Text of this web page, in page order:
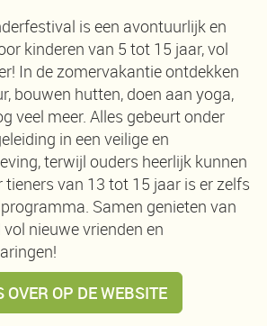
is een avontuurlijk en
kinderen van 5 tot 15 jaar, vol
In de zomervakantie ontdekken
bouwen hutten, doen aan yoga,
veel meer. Alles gebeurt onder
in een veilige en
terwijl ouders heerlijk kunnen
van 13 tot 15 jaar is er zelfs
Samen genieten van
nieuwe vrienden en
OVER OP DE WEBSITE